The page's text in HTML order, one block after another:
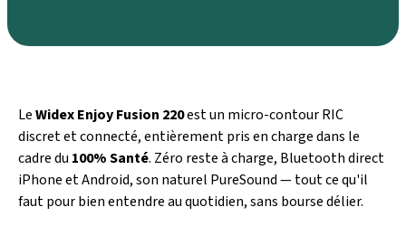
LeWidex Enjoy Fusion 220est un micro-contour RIC
discret et connecté, entièrement pris en charge dans le
cadre du 100% Santé. Zéro reste à charge, Bluetooth direct
iPhone et Android, son naturel PureSound — tout ce qu'il
faut pour bien entendre au quotidien, sans bourse délier.